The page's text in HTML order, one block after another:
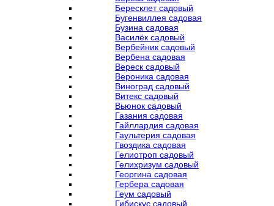
Бересклет садовый
Бугенвиллея садовая
Бузина садовая
Василёк садовый
Вербейник садовый
Вербена садовая
Вереск садовый
Вероника садовая
Виноград садовый
Витекс садовый
Вьюнок садовый
Газания садовая
Гайллардия садовая
Гаультерия садовая
Гвоздика садовая
Гелиотроп садовый
Гелихризум садовый
Георгина садовая
Гербера садовая
Геум садовый
Гибискус садовый